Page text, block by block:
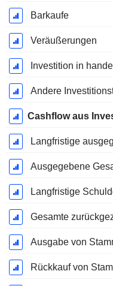
Barkaufe
Veräußerungen
Andere
Cashflow aus
Langfristige
Ausgegebene
Langfristige
Gesamte
Ausgabe von
Rückkauf von